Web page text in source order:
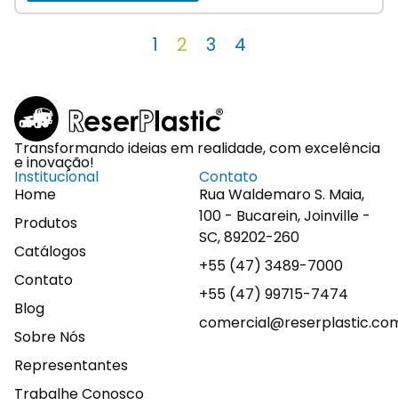
1 2 3 4
Transformando ideias em realidade, com excelência
e inovação!
Institucional
Home
Produtos
Catálogos
Contato
Blog
Sobre Nós
Representantes
Trabalhe Conosco
Contato
Rua Waldemaro S. Maia,
100 - Bucarein, Joinville -
SC, 89202-260
+55 (47) 3489-7000
+55 (47) 99715-7474